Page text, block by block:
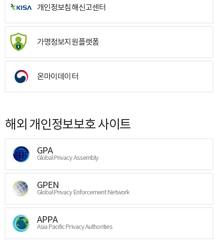
개인정보침해신고센터
가명정보지원플랫폼
온마이데이터
해외 개인정보보호 사이트
GPA
Global Privacy Assembly
GPEN
Global Privacy Enforcement Network
APPA
Asia Pacific Privacy Authorities